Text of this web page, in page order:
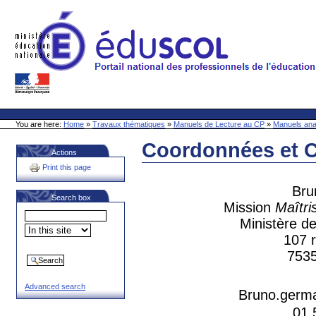
Site Web de l'ONL
Sections
Personal
toolsYou are here: Home » Travaux thématiques » Manuels de Lecture au CP » Manuels
Actions
Print this page
Search box
Advanced search
Coordonnées et
Document
Actions
Mission
Ministère
107
01